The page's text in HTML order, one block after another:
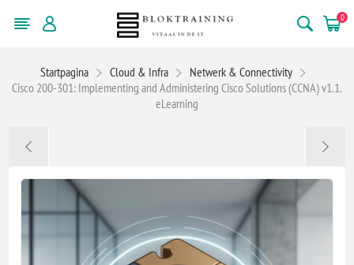
0
Startpagina Cloud & Infra
Netwerk & Connectivity
Cisco 200-301: Implementing and Administering Cisco Solutions (CCNA) v1.1.
eLearning